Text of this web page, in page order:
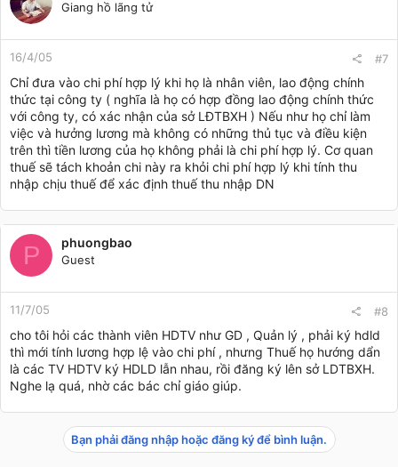
Giang hồ lãng tử
16/4/05 #7
Chỉ đưa vào chi phí hợp lý khi họ là nhân viên, lao động chính
thức tại công ty ( nghĩa là họ có hợp đồng lao động chính thức
với công ty, có xác nhận của sở LĐTBXH ) Nếu như họ chỉ làm
việc và hưởng lương mà không có những thủ tục và điều kiện
trên thì tiền lương của họ không phải là chi phí hợp lý. Cơ quan
thuế sẽ tách khoản chi này ra khỏi chi phí hợp lý khi tính thu
nhập chịu thuế để xác định thuế thu nhập DN
P phuongbao
Guest
11/7/05 #8
cho tôi hỏi các thành viên HDTV như GD , Quản lý , phải ký hdld
thì mới tính lương hợp lệ vào chi phí , nhưng Thuế họ hướng dẩn
là các TV HDTV ký HDLD lẫn nhau, rồi đăng ký lên sở LDTBXH.
Nghe lạ quá, nhờ các bác chỉ giáo giúp.
Bạn phải đăng nhập hoặc đăng ký để bình luận.